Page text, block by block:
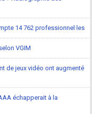
14 762 professionnel·les
VGIM
de jeux vidéo ont augmenté
échapperait à la